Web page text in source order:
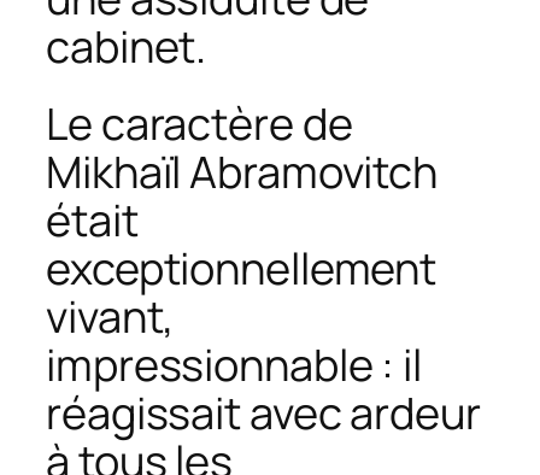
cabinet.
Le caractère de
Mikhaïl Abramovitch
était
exceptionnellement
vivant,
impressionnable : il
réagissait avec ardeur
à tous les